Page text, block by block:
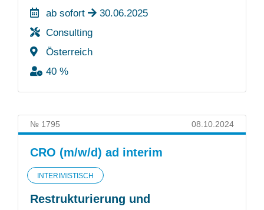
ab sofort
30.06.2025
Consulting
Österreich
40 %
№ 1795 08.10.2024
CRO (m/w/d) ad interim
INTERIMISTISCH
Restrukturierung und